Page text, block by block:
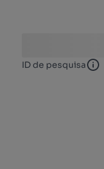
ID de pesquisa ID